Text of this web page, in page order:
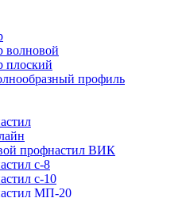
профиль
профнастил ВИК
с-8
с-10
МП-20